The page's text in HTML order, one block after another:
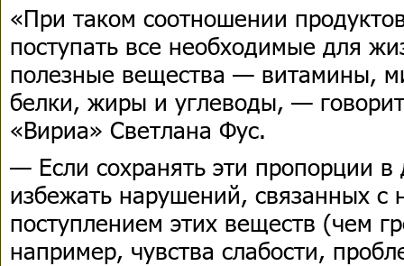
«При таком соотношении
поступать все необходимые для
полезные вещества — витамины,
белки, жиры и углеводы, —
«Вириа» Светлана Фус.
— Если сохранять эти пропорции
избежать нарушений, связанных с
поступлением этих веществ (чем
например, чувства слабости,